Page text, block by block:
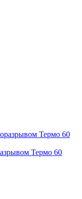
Термо 60